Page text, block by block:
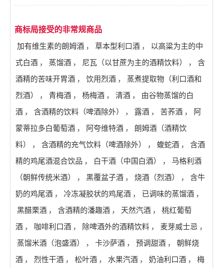
商标局接受的非常规商品
加有维生素的朗姆酒 ， 草本型利口酒 ，
以高粱为主的中
式白酒 ， 蒸馏酒 ， 尼瓦（以甘蔗为主的酒精饮料） ，
含
酒精的苦味开胃酒 ， 饮用烈酒 ，
蒸煮提取物（利口酒和
烈酒）
， 青梅酒 ， 杨梅酒 ， 清酒 ，
由谷物蒸馏的白
酒 ， 含酒精的饮料（啤酒除外） ， 露酒 ， 苦荞酒 ，
阿
蒙蒂拉多白葡萄酒 ， 阿夸维特酒 ，
朗姆酒（酒精饮
料）
， 含酒精的充气饮料（啤酒除外） ， 蝮蛇酒 ，
含酒
精的鸡尾酒混合饮品 ， 白干酒（中国白酒） ，
马格利酒
（朝鲜传统米酒）
， 黑覆盆子酒 ， 烧酒（烈酒） ，
含牛
奶的鸡尾酒 ， 冷冻凝胶状的鸡尾酒 ， 已调味的蒸馏酒 ，
黑醋栗酒 ， 含酒精的潘趣酒 ， 天然汽酒 ，
桃红葡萄
酒 ， 咖啡利口酒 ， 除啤酒外的酒精饮料 ， 麦芽威士忌 ，
蒸馏米酒（泡盛酒）
， 卡沙萨酒 ， 预调甜酒 ，
朝鲜烧
酒 ， 烈性干酒 ， 松叶酒 ， 水果汽酒 ， 奶油利口酒 ，
梅